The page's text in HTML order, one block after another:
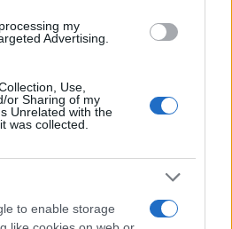
my
Advertising.
Use,
or Sharing of my
Unrelated with the
was collected.
to enable storage